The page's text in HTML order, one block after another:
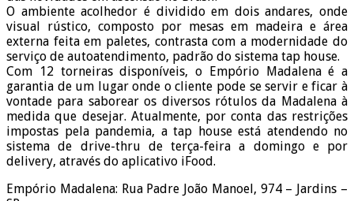
O ambiente acolhedor é dividido em dois andares, onde
visual rústico, composto por mesas em madeira e área
externa feita em paletes, contrasta com a modernidade do
serviço de autoatendimento, padrão do sistema tap house.
Com 12 torneiras disponíveis, o Empório Madalena é a
garantia de um lugar onde o cliente pode se servir e ficar à
vontade para saborear os diversos rótulos da Madalena à
medida que desejar. Atualmente, por conta das restrições
impostas pela pandemia, a tap house está atendendo no
sistema de drive-thru de terça-feira a domingo e por
delivery, através do aplicativo iFood.
Empório Madalena: Rua Padre João Manoel, 974 – Jardins –